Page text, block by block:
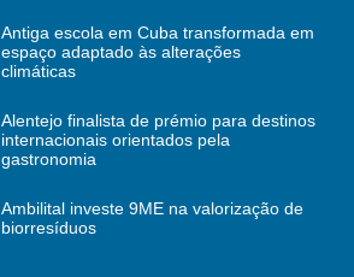
Antiga escola em Cuba transformada em
espaço adaptado às alterações
climáticas
Alentejo finalista de prémio para destinos
internacionais orientados pela
gastronomia
Ambilital investe 9ME na valorização de
biorresíduos